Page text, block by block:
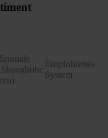
Empfohlenes
System